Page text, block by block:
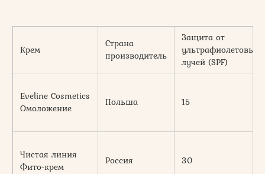
Крем
Страна
производитель
Защита от
ультрафиолетовых
лучей (SPF)
Eveline Cosmetics
Омоложение
Польша 15
Чистая линия
Фито-крем
Россия 30